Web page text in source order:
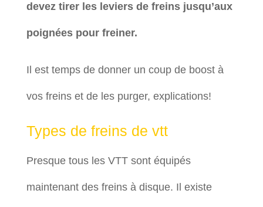
devez tirer les leviers de freins jusqu’aux
poignées pour freiner.
Il est temps de donner un coup de boost à
vos freins et de les purger, explications!
Types de freins de vtt
Presque tous les VTT sont équipés
maintenant des freins à disque. Il existe